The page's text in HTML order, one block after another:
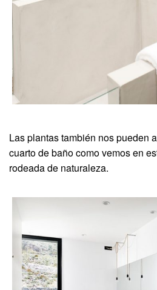
Las plantas también nos pueden
cuarto de baño como vemos en
rodeada de naturaleza.